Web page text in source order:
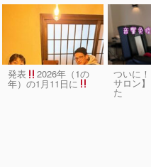
発表 2026年（1の
年）の1月11日に
ついに
サロン
た